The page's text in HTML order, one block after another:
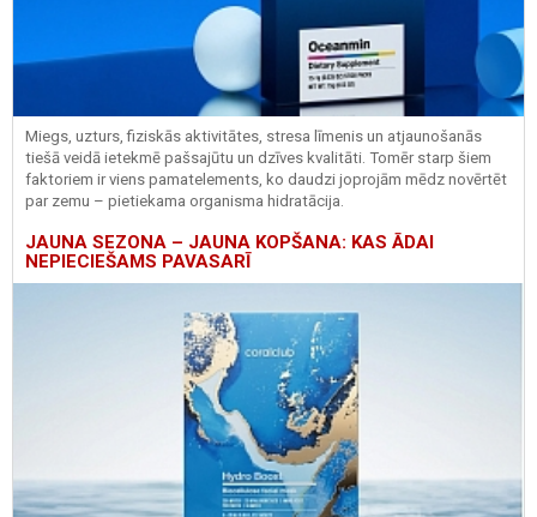
Miegs, uzturs, fiziskās aktivitātes, stresa līmenis un atjaunošanās
tiešā veidā ietekmē pašsajūtu un dzīves kvalitāti. Tomēr starp šiem
faktoriem ir viens pamatelements, ko daudzi joprojām mēdz novērtēt
par zemu – pietiekama organisma hidratācija.
JAUNA SEZONA – JAUNA KOPŠANA: KAS ĀDAI
NEPIECIEŠAMS PAVASARĪ